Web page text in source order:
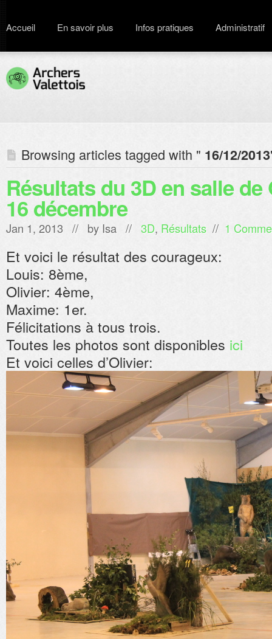
Accueil En savoir plus Infos pratiques Administratif
Browsing articles tagged with " 16/12/2013
Résultats du 3D en salle
16 décembre
Jan 1, 2013 // by Isa // 3D, Résultats // 1
Et voici le résultat des courageux:
Louis: 8ème,
Olivier: 4ème,
Maxime: 1er.
Félicitations à tous trois.
Toutes les photos sont disponibles ici
Et voici celles d’Olivier: